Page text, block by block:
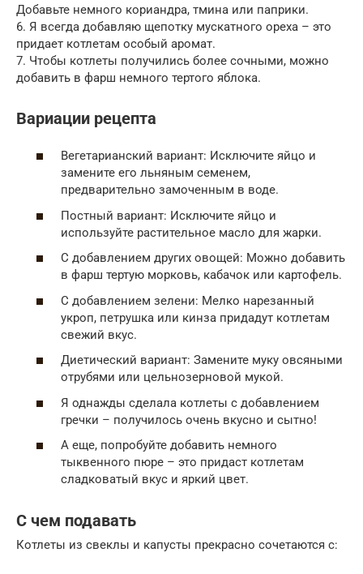
Добавьте немного кориандра, тмина или паприки.
6. Я всегда добавляю щепотку мускатного ореха – это
придает котлетам особый аромат.
7. Чтобы котлеты получились более сочными, можно
добавить в фарш немного тертого яблока.
Вариации рецепта
Вегетарианский вариант: Исключите яйцо и
замените его льняным семенем,
предварительно замоченным в воде.
Постный вариант: Исключите яйцо и
используйте растительное масло для жарки.
С добавлением других овощей: Можно добавить
в фарш тертую морковь, кабачок или картофель.
С добавлением зелени: Мелко нарезанный
укроп, петрушка или кинза придадут котлетам
свежий вкус.
Диетический вариант: Замените муку овсяными
отрубями или цельнозерновой мукой.
Я однажды сделала котлеты с добавлением
гречки – получилось очень вкусно и сытно!
А еще, попробуйте добавить немного
тыквенного пюре – это придаст котлетам
сладковатый вкус и яркий цвет.
С чем подавать
Котлеты из свеклы и капусты прекрасно сочетаются с: